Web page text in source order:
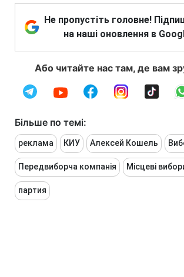
Не пропустіть головне!
на наші оновлення в
Або читайте нас там, де вам
Більше по темі:
реклама КИУ Алексей Кошель
Передвиборча компанія Місцеві
партия